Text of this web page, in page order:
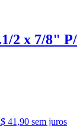
2 x 7/8" P/
41,90 sem juros